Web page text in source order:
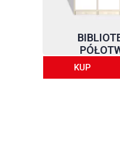
KUP